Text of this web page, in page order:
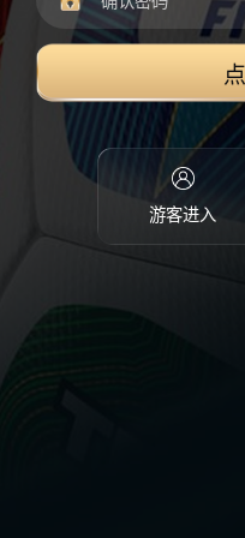
游客进入